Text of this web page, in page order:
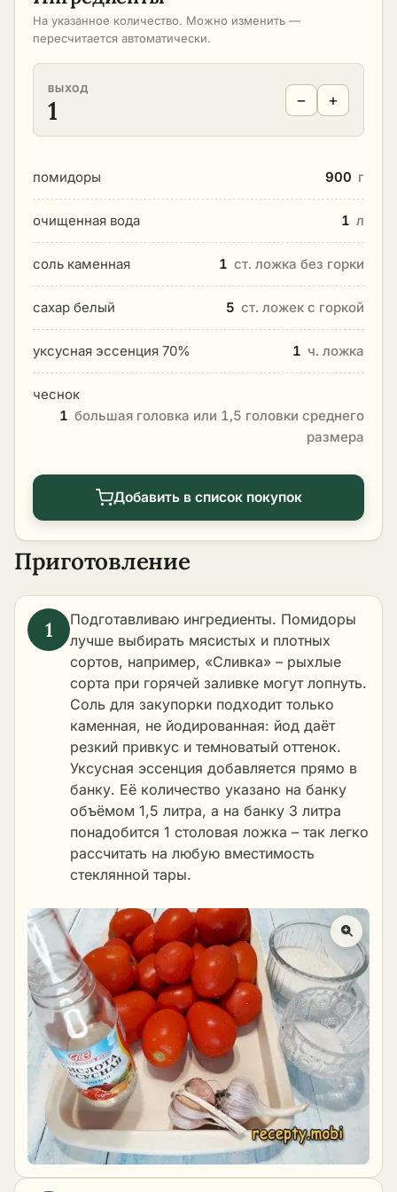
На указанное количество. Можно изменить —
пересчитается автоматически.
ВЫХОД
1 − +
помидоры 900 г
очищенная вода 1 л
соль каменная 1 ст. ложка без горки
сахар белый 5 ст. ложек с горкой
уксусная эссенция 70% 1 ч. ложка
чеснок
1 большая головка или 1,5 головки среднего
размера
Добавить в список покупок
Приготовление
Подготавливаю ингредиенты. Помидоры
лучше выбирать мясистых и плотных
сортов, например, «Сливка» – рыхлые
сорта при горячей заливке могут лопнуть.
Соль для закупорки подходит только
каменная, не йодированная: йод даёт
резкий привкус и темноватый оттенок.
Уксусная эссенция добавляется прямо в
банку. Её количество указано на банку
объёмом 1,5 литра, а на банку 3 литра
понадобится 1 столовая ложка – так легко
рассчитать на любую вместимость
стеклянной тары.